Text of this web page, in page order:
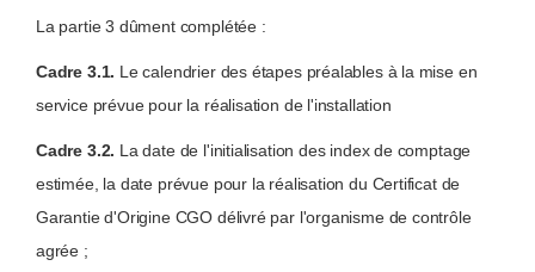
La partie 3 dûment complétée :
Cadre 3.1. Le calendrier des étapes préalables à la mise en
service prévue pour la réalisation de l'installation
Cadre 3.2. La date de l'initialisation des index de comptage
estimée, la date prévue pour la réalisation du Certificat de
Garantie d'Origine CGO délivré par l'organisme de contrôle
agrée ;